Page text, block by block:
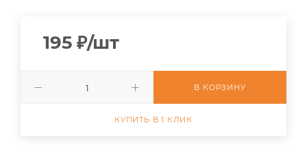
195 ₽/шт
В КОРЗИНУ
КУПИТЬ В 1 КЛИК